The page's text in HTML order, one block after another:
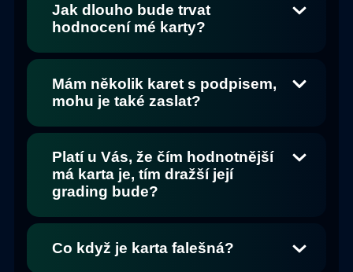
Jak dlouho bude trvat
hodnocení mé karty?
Mám několik karet s podpisem,
mohu je také zaslat?
Platí u Vás, že čím hodnotnější
má karta je, tím dražší její
grading bude?
Co když je karta falešná?